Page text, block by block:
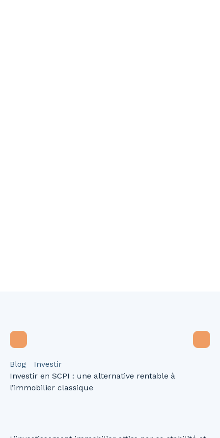
Blog
Investir
Investir en SCPI : une alternative rentable à
l’immobilier classique